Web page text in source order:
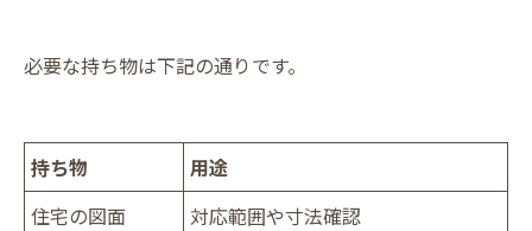
必要な持ち物は下記の通りです。
持ち物
用途
住宅の図面
対応範囲や寸法確認